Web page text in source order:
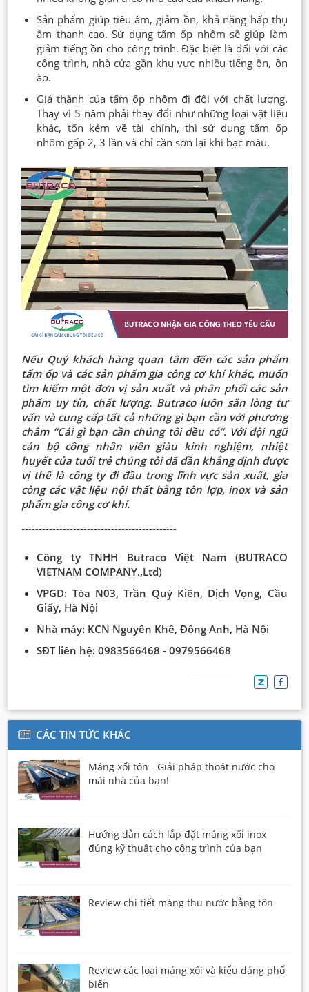
Sản phẩm giúp tiêu âm, giảm ồn, khả năng hấp thụ
âm thanh cao. Sử dụng tấm ốp nhôm sẽ giúp làm
giảm tiếng ồn cho công trình. Đặc biệt là đối với các
công trình, nhà cửa gần khu vực nhiều tiếng ồn, ồn
ào.
Giá thành của tấm ốp nhôm đi đôi với chất lượng.
Thay vì 5 năm phải thay đổi như những loại vật liệu
khác, tốn kém về tài chính, thì sử dụng tấm ốp
nhôm gấp 2, 3 lần và chỉ cần sơn lại khi bạc màu.
Nếu Quý khách hàng quan tâm đến các sản phẩm
tấm ốp và các sản phẩm gia công cơ khí khác, muốn
tìm kiếm một đơn vị sản xuất và phân phối các sản
phẩm uy tín, chất lượng. Butraco luôn sẵn lòng tư
vấn và cung cấp tất cả những gì bạn cần với phương
châm “Cái gì bạn cần chúng tôi đều có”. Với đội ngũ
cán bộ công nhân viên giàu kinh nghiệm, nhiệt
huyết của tuổi trẻ chúng tôi đã dần khẳng định được
vị thế là công ty đi đầu trong lĩnh vực sản xuất, gia
công các vật liệu nội thất bằng tôn lợp, inox và sản
phẩm gia công cơ khí.
---------------------------------------------
Công ty TNHH Butraco Việt Nam (BUTRACO
VIETNAM COMPANY.,Ltd)
VPGD: Tòa N03, Trần Quý Kiên, Dịch Vọng, Cầu
Giấy, Hà Nội
Nhà máy: KCN Nguyên Khê, Đông Anh, Hà Nội
SĐT liên hệ: 0983566468 - 0979566468
CÁC TIN TỨC KHÁC
Máng xối tôn - Giải pháp thoát nước cho
mái nhà của bạn!
Hướng dẫn cách lắp đặt máng xối inox
đúng kỹ thuật cho công trình của bạn
Review chi tiết máng thu nước bằng tôn
Review các loại máng xối và kiểu dáng phổ
biến